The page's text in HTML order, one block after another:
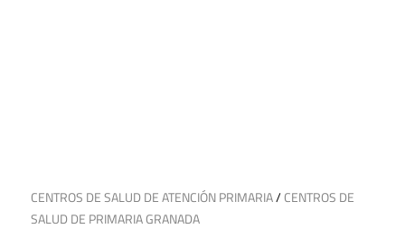
5 de julio de 2025
CENTROS DE SALUD DE ATENCIÓN PRIMARIA/CENTROS DE
SALUD DE PRIMARIA GRANADA